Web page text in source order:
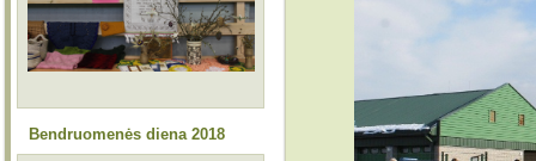
Bendruomenės diena 2018